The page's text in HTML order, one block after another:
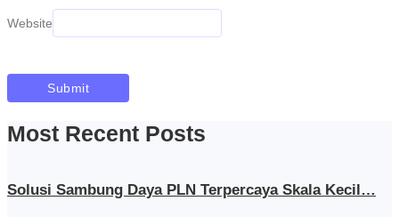
Website
Most Recent Posts
Solusi Sambung Daya PLN Terpercaya Skala Kecil…